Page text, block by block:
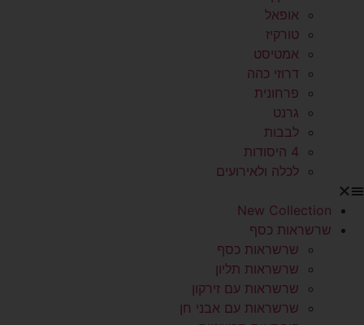
אופאל
טורקיז
אמטיסט
דרוזי כהה
פרחונית
גרנט
לבבות
4 היסודות
לכלה ולאירועים
New Collection
שרשראות כסף
שרשראות כסף
שרשראות תליון
שרשראות עם זירקון
שרשראות עם אבני חן